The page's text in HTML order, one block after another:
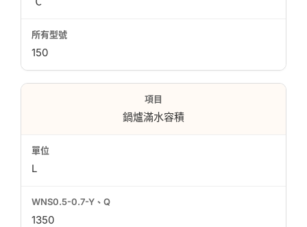
150
鍋爐滿水容積
L
1350